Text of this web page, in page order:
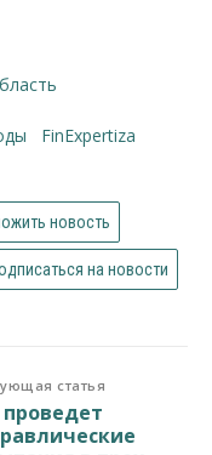
FinExpertiza
новость
на новости
статья
проведет